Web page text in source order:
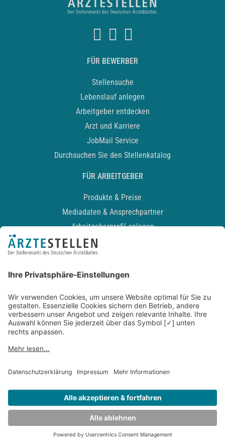
FÜR BEWERBER
Stellensuche
Lebenslauf anlegen
Arbeitgeber entdecken
Arzt und Karriere
JobMail Service
Durchsuchen Sie den Stellenkatalog
FÜR ARBEITGEBER
Produkte & Preise
Mediadaten & Ansprechpartner
Arbeitgeberprofil anlegen
Recruiting-Podcast
Kontakt
Datenschutz
Newsletter
Entwickelt durchJOBIQO